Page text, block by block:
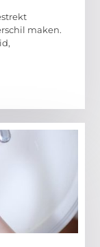
maken.